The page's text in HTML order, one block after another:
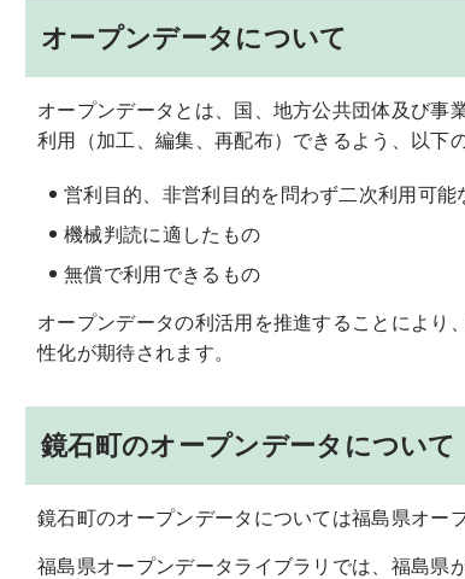
オープンデータについて
オープンデータとは、国、地方公共団体及び事
利用（加工、編集、再配布）できるよう、以下
営利目的、非営利目的を問わず二次利用可
機械判読に適したもの
無償で利用できるもの
オープンデータの利活用を推進することにより
性化が期待されます。
鏡石町のオープンデータについて
鏡石町のオープンデータについては福島県オー
福島県オープンデータライブラリでは、福島県